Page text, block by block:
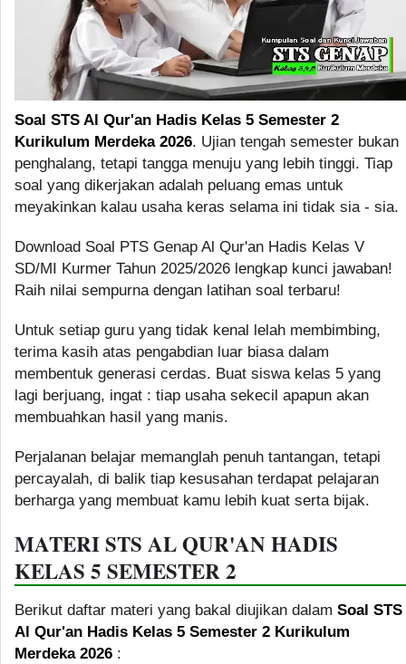
Soal STS Al Qur'an Hadis Kelas 5 Semester 2
Kurikulum Merdeka 2026. Ujian tengah semester bukan
penghalang, tetapi tangga menuju yang lebih tinggi. Tiap
soal yang dikerjakan adalah peluang emas untuk
meyakinkan kalau usaha keras selama ini tidak sia - sia.
Download Soal PTS Genap Al Qur'an Hadis Kelas V
SD/MI Kurmer Tahun 2025/2026 lengkap kunci jawaban!
Raih nilai sempurna dengan latihan soal terbaru!
Untuk setiap guru yang tidak kenal lelah membimbing,
terima kasih atas pengabdian luar biasa dalam
membentuk generasi cerdas. Buat siswa kelas 5 yang
lagi berjuang, ingat : tiap usaha sekecil apapun akan
membuahkan hasil yang manis.
Perjalanan belajar memanglah penuh tantangan, tetapi
percayalah, di balik tiap kesusahan terdapat pelajaran
berharga yang membuat kamu lebih kuat serta bijak.
MATERI STS AL QUR'AN HADIS
KELAS 5 SEMESTER 2
Berikut daftar materi yang bakal diujikan dalam Soal STS
Al Qur'an Hadis Kelas 5 Semester 2 Kurikulum
Merdeka 2026 :